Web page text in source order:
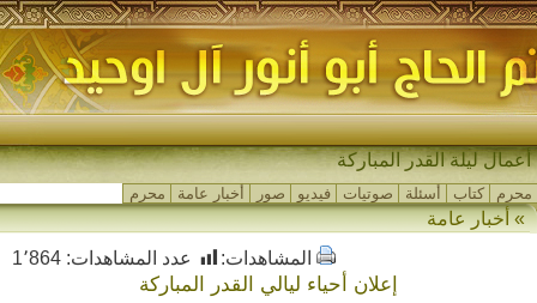
م_
محرم كتاب أسئلة صوتيات فيديو صور أخبار عامة محرم
» أخبار عامة
المشاهدات:
عدد المشاهدات: 1٬864
إعلان أحياء ليالي القدر المباركة